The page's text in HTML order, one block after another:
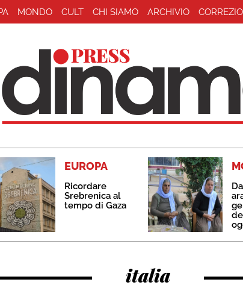
MONDO CULT CHI SIAMO ARCHIVIO
EUROPA
Ricordare
Srebrenica al
tempo di Gaza
italia